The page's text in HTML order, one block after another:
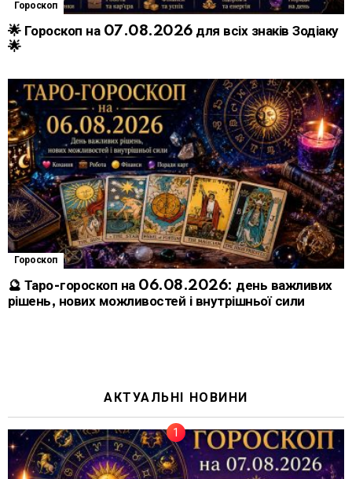
Гороскоп
🌟 Гороскоп на 07.08.2026 для всіх знаків Зодіаку
🌟
Гороскоп
🔮 Таро-гороскоп на 06.08.2026: день важливих
рішень, нових можливостей і внутрішньої сили
АКТУАЛЬНІ НОВИНИ